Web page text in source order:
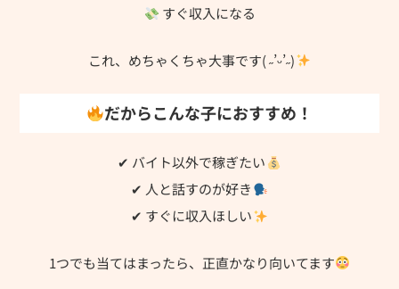
すぐ収入になる
これ、めちゃくちゃ大事です( ˶’ᵕ’˶)
だからこんな子におすすめ！
✔ バイト以外で稼ぎたい
✔ 人と話すのが好き
✔ すぐに収入ほしい
1つでも当てはまったら、正直かなり向いてます